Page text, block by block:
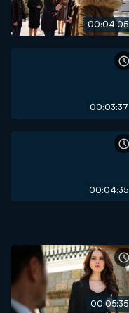
00:04:05
00:03:37
00:04:35
00:05:35